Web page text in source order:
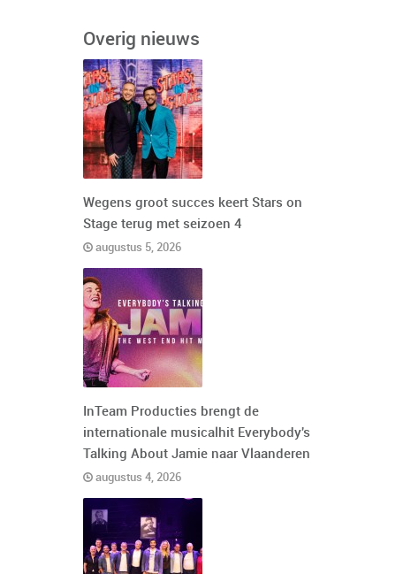
Overig nieuws
Wegens groot succes keert Stars on
Stage terug met seizoen 4
augustus 5, 2026
InTeam Producties brengt de
internationale musicalhit Everybody's
Talking About Jamie naar Vlaanderen
augustus 4, 2026